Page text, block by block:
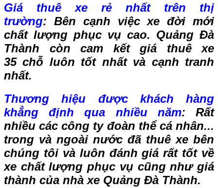
Giá thuê xe rẻ nhất trên thị
trường: Bên cạnh việc xe đời mới
chất lượng phục vụ cao. Quảng Đà
Thành còn cam kết giá thuê xe
35 chỗ luôn tốt nhất và cạnh tranh
nhất.
Thương hiệu được khách hàng
khẳng định qua nhiều năm: Rất
nhiều các công ty đoàn thể cá nhân...
trong và ngoài nước đã thuê xe bên
chúng tôi và luôn đánh giá rất tốt về
xe chất lượng phục vụ cũng như giá
thành của nhà xe Quảng Đà Thành.